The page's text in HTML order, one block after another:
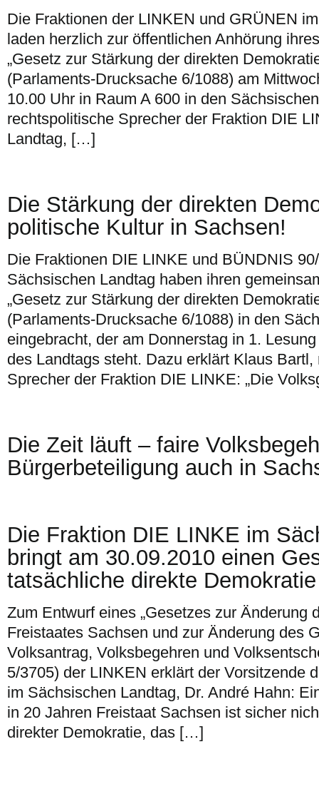
Die Fraktionen der LINKEN und GRÜNEN
laden herzlich zur öffentlichen Anhörung
„Gesetz zur Stärkung der direkten
(Parlaments-Drucksache 6/1088) am
10.00 Uhr in Raum A 600 in den
rechtspolitische Sprecher der Fraktion DIE
Landtag, […]
Die Stärkung der direkten
politische Kultur in Sachsen!
Die Fraktionen DIE LINKE und BÜNDNIS
Sächsischen Landtag haben ihren
„Gesetz zur Stärkung der direkten
(Parlaments-Drucksache 6/1088) in den
eingebracht, der am Donnerstag in 1.
des Landtags steht. Dazu erklärt Klaus
Sprecher der Fraktion DIE LINKE: „Die
Die Zeit läuft – faire
Bürgerbeteiligung auch in
Die Fraktion DIE LINKE im
bringt am 30.09.2010 einen
tatsächliche direkte
Zum Entwurf eines „Gesetzes zur Änderung
Freistaates Sachsen und zur Änderung des
Volksantrag, Volksbegehren und
5/3705) der LINKEN erklärt der Vorsitzende
im Sächsischen Landtag, Dr. André Hahn:
in 20 Jahren Freistaat Sachsen ist sicher
direkter Demokratie, das […]